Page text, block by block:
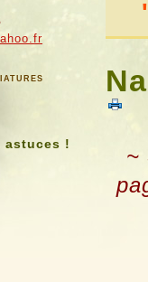
astuces !
~